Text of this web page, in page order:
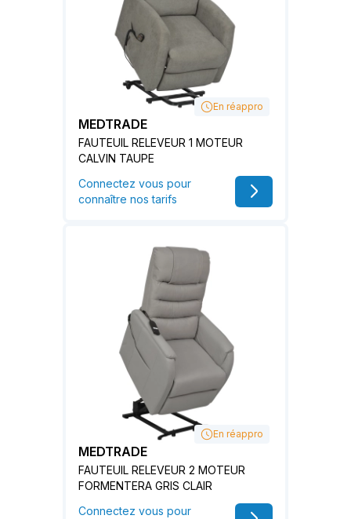
En réappro
MEDTRADE
FAUTEUIL RELEVEUR 1 MOTEUR
CALVIN TAUPE
Connectez vous pour
connaître nos tarifs
En réappro
MEDTRADE
FAUTEUIL RELEVEUR 2 MOTEUR
FORMENTERA GRIS CLAIR
Connectez vous pour